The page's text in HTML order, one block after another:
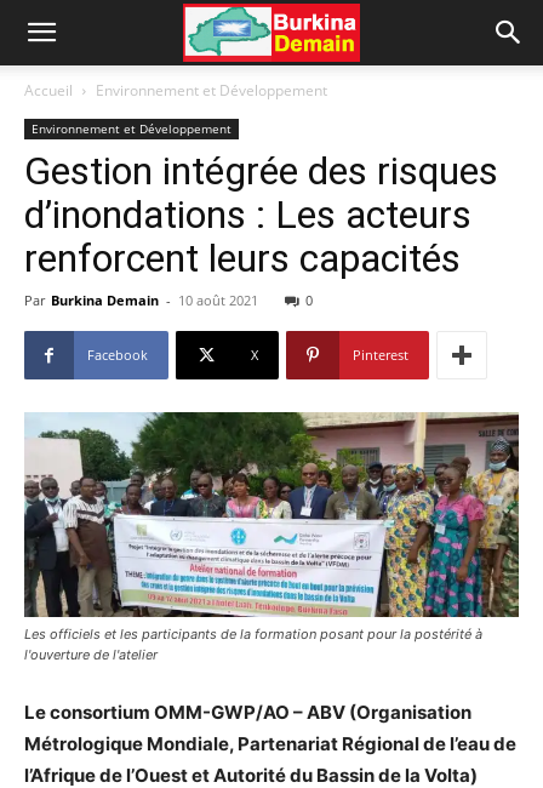
Accueil Environnement et Développement
Environnement et Développement
Gestion intégrée des risques
d’inondations : Les acteurs
renforcent leurs capacités
Par Burkina Demain - 10 août 2021 0
Facebook X Pinterest
Les officiels et les participants de la formation posant pour la postérité à
l'ouverture de l'atelier
Le consortium OMM-GWP/AO – ABV (Organisation
Métrologique Mondiale, Partenariat Régional de l’eau de
l’Afrique de l’Ouest et Autorité du Bassin de la Volta)